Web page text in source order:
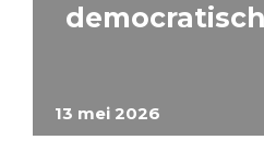
13 mei 2026